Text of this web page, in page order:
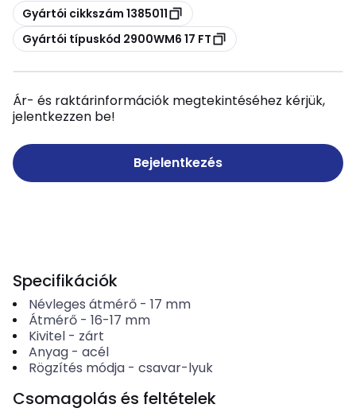
Másolás
Gyártói cikkszám 1385011
Másolás
Gyártói típuskód 2900WM6 17 FT
Ár- és raktárinformációk megtekintéséhez kérjük,
jelentkezzen be!
Bejelentkezés
Specifikációk
Névleges átmérő- 17 mm
Átmérő- 16-17 mm
Kivitel- zárt
Anyag- acél
Rögzítés módja- csavar-lyuk
Csomagolás és feltételek